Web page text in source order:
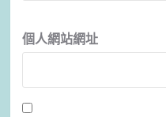
個人網站網址